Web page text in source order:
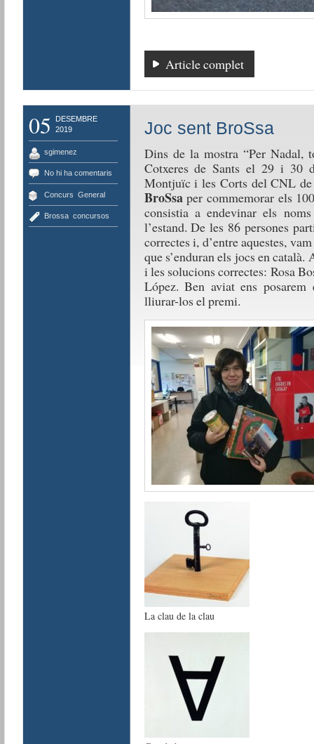
Article complet
05
DESEMBRE
2019
sgimenez
No hi ha comentaris
Concurs General
Brossa, concursos
Joc sent BroSsa
Dins de la mostra “Per Nadal,
Cotxeres de Sants el 29 i 30
Montjuïc i les Corts del CNL
BroSsaper commemorar els
consistia a endevinar els
l’estand. De les 86 persones
correctes i, d’entre aquestes,
que s’enduran els jocs en català.
i les solucions correctes: Rosa
López. Ben aviat ens posarem
lliurar-los el premi.
La clau de la clau